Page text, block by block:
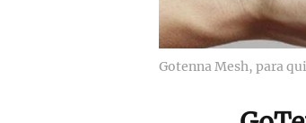
Gotenna Mesh, para